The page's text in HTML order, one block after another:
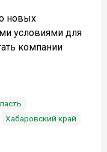
новых
условиями для
компании
Хабаровский край